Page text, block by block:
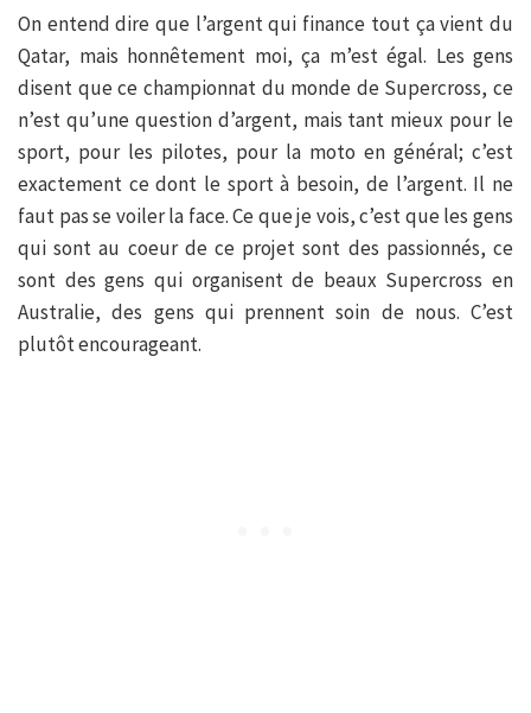
On entend dire que l’argent qui finance tout ça vient du
Qatar, mais honnêtement moi, ça m’est égal. Les gens
disent que ce championnat du monde de Supercross, ce
n’est qu’une question d’argent, mais tant mieux pour le
sport, pour les pilotes, pour la moto en général; c’est
exactement ce dont le sport à besoin, de l’argent. Il ne
faut pas se voiler la face. Ce que je vois, c’est que les gens
qui sont au coeur de ce projet sont des passionnés, ce
sont des gens qui organisent de beaux Supercross en
Australie, des gens qui prennent soin de nous. C’est
plutôt encourageant.